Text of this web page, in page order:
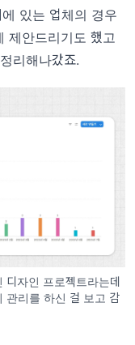
있는 업체의 경우
제안드리기도 했고
리해나갔죠.
자인 프로젝트라는데
관리를 하신 걸 보고 감